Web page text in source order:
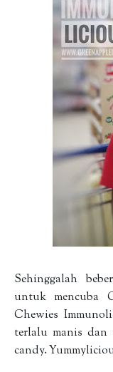
Sehinggalah
untuk mencuba
Chewies
terlalu manis dan
candy.